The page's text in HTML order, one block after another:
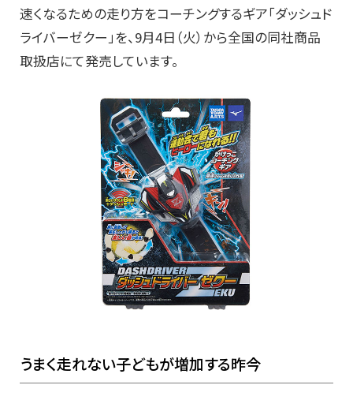
速くなるための走り方をコーチングするギア「ダッシュド
ライバーゼクー」を、9月4日（火）から全国の同社商品
取扱店にて発売しています。
うまく走れない子どもが増加する昨今